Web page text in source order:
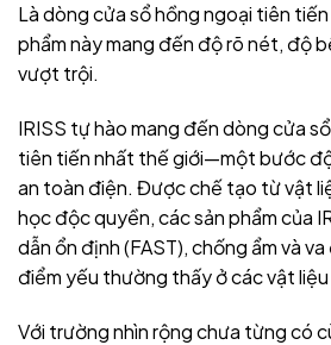
Là dòng cửa sổ hồng ngoại tiên
phẩm này mang đến độ rõ nét, độ
vượt trội.
IRISS tự hào mang đến dòng cửa
tiên tiến nhất thế giới—một bước
an toàn điện. Được chế tạo từ vật
học độc quyền, các sản phẩm của
dẫn ổn định (FAST), chống ẩm và
điểm yếu thường thấy ở các vật
Với trường nhìn rộng chưa từng có